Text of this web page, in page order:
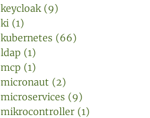
keycloak (9)
ki (1)
kubernetes (66)
ldap (1)
mcp (1)
micronaut (2)
microservices (9)
mikrocontroller (1)